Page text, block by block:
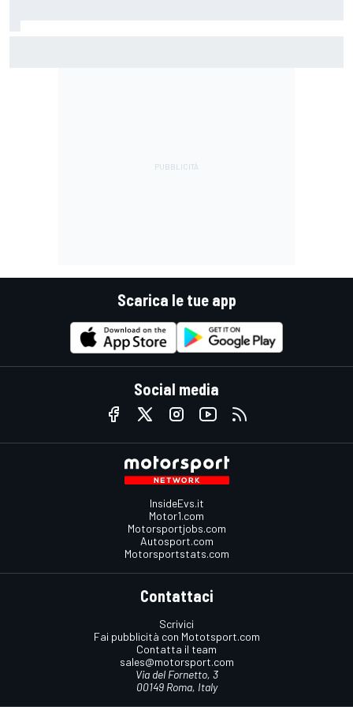
Scarica le tue app
Social media
InsideEvs.it
Motor1.com
Motorsportjobs.com
Autosport.com
Motorsportstats.com
Contattaci
Scrivici
Fai pubblicità con Mototsport.com
Contatta il team
sales@motorsport.com
Via del Fornetto, 3
00149 Roma, Italy